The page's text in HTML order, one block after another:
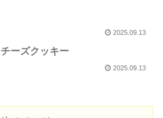
2025.09.13
チーズクッキー
2025.09.13